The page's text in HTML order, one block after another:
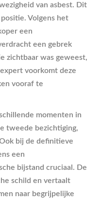
van asbest. Dit
Volgens het
een
een gebrek
zichtbaar was geweest,
voorkomt deze
vooraf te
momenten in
tweede bezichtiging,
bij de definitieve
een
bijstand cruciaal. De
schild en vertaalt
naar begrijpelijke